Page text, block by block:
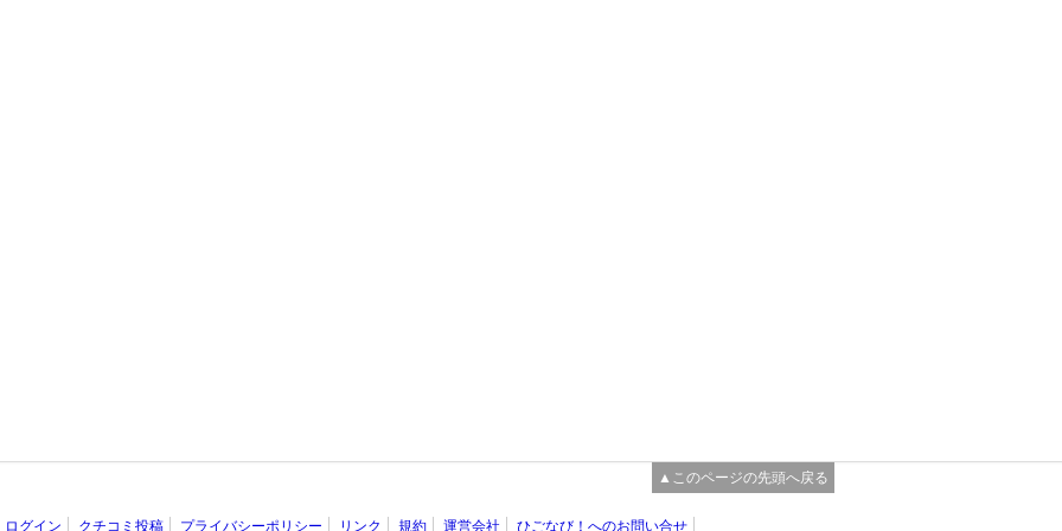
▲このページの先頭へ戻る
ログイン クチコミ投稿 プライバシーポリシー リンク 規約 運営会社 ひごなび！へのお問い合せ